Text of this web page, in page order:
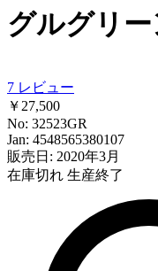
グルグリー
7 レビュー
￥27,500
No: 32523GR
Jan: 4548565380107
販売日: 2020年3月
在庫切れ 生産終了